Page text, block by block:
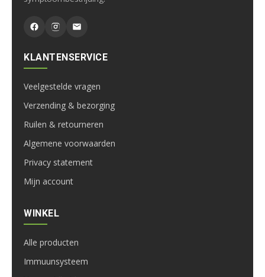
KLANTENSERVICE
Veelgestelde vragen
Verzending & bezorging
Ruilen & retourneren
Algemene voorwaarden
Privacy statement
Mijn account
WINKEL
Alle producten
Immuunsysteem